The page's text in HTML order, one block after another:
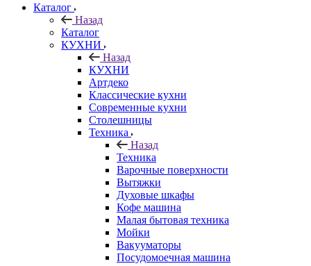
Каталог
Назад
Каталог
КУХНИ
Назад
КУХНИ
Артдеко
Классические кухни
Современные кухни
Столешницы
Техника
Назад
Техника
Варочные поверхности
Вытяжки
Духовые шкафы
Кофе машина
Малая бытовая техника
Мойки
Вакууматоры
Посудомоечная машина